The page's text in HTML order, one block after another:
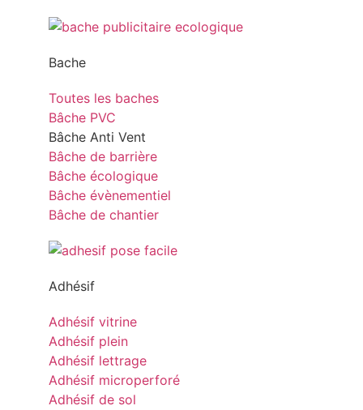
Bache
Toutes les baches
Bâche PVC
Bâche Anti Vent
Bâche de barrière
Bâche écologique
Bâche évènementiel
Bâche de chantier
Adhésif
Adhésif vitrine
Adhésif plein
Adhésif lettrage
Adhésif microperforé
Adhésif de sol